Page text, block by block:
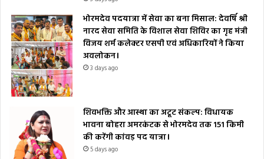
भोरमदेव पदयात्रा में सेवा का बना मिसाल: देवर्षि श्री
नारद सेवा समिति के विशाल सेवा शिविर का गृह मंत्री
विजय शर्म कलेक्टर एसपी एवं अधिकारियों ने किया
अवलोकन।
3 days ago
शिवभक्ति और आस्था का अटूट संकल्प: विधायक
भावना बोहरा अमरकंटक से भोरमदेव तक 151 किमी
की करेंगी कांवड़ पद यात्रा।
5 days ago